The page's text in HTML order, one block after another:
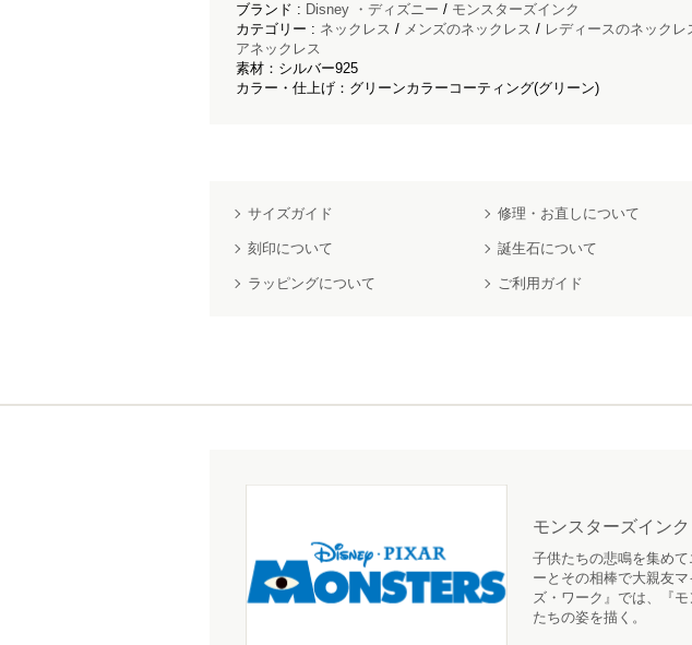
ブランド : Disney ・ディズニー / モンスターズインク
カテゴリー : ネックレス / メンズのネックレス / レディースのネックレ
アネックレス
素材：シルバー925
カラー・仕上げ：グリーンカラーコーティング(グリーン)
サイズガイド 修理・お直しについて
刻印について 誕生石について
ラッピングについて ご利用ガイド
モンスターズインク
子供たちの悲鳴を集めて
ーとその相棒で大親友
ズ・ワーク』では、『
たちの姿を描く。